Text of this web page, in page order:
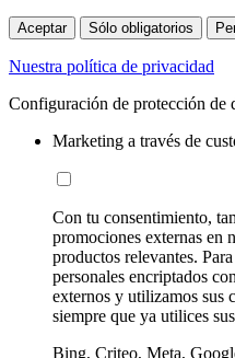
Aceptar Sólo obligatorios
Nuestra política de privacidad
Configuración de protección de
Marketing a través de
Con tu consentimiento,
promociones externas en
productos relevantes.
personales encriptados
externos y utilizamos sus
siempre que ya utilices
Bing, Criteo, Meta,